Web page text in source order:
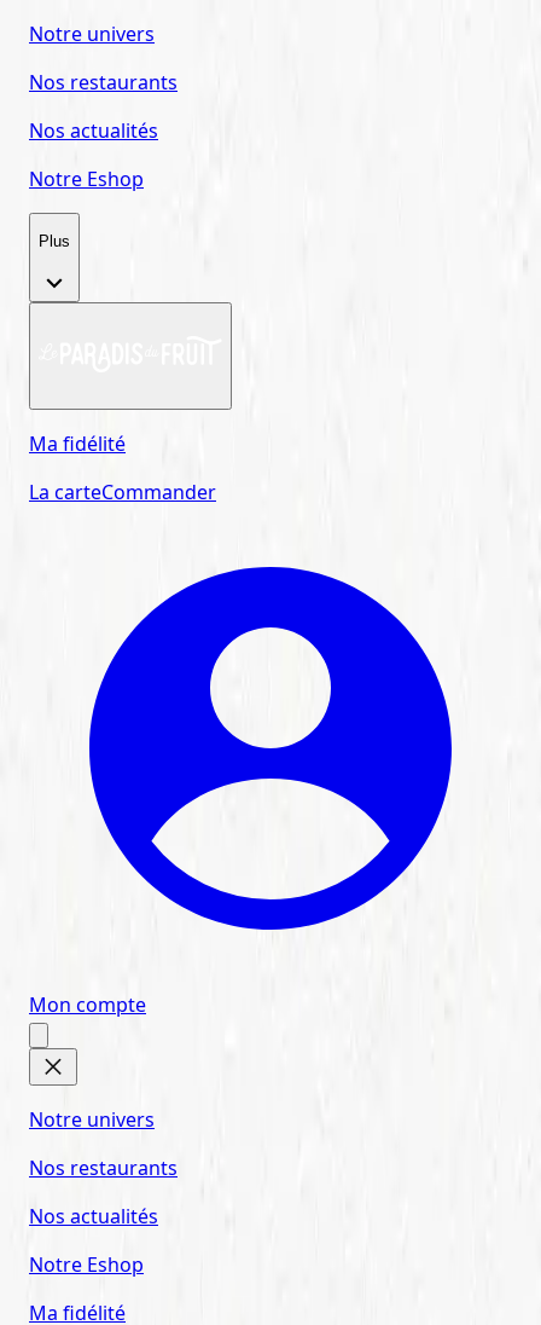
Notre univers
Nos restaurants
Nos actualités
Notre Eshop
Plus
Ma fidélité
La carteCommander
Mon compte
Notre univers
Nos restaurants
Nos actualités
Notre Eshop
Ma fidélité